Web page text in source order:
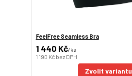
FeelFree Seamless Bra
1 440 Kč/ks
1 190 Kč bez DPH
Zvolit variantu